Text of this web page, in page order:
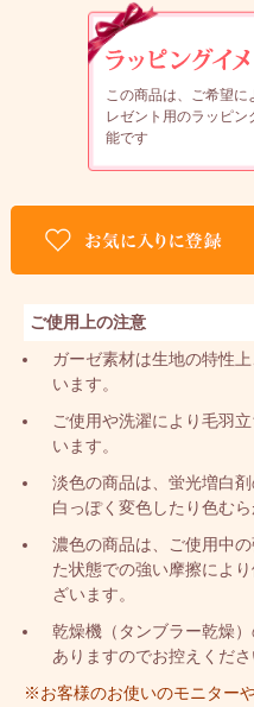
この商品は、ご希望に
レゼント用のラッピン
能です
ご使用上の注意
ガーゼ素材は生地の特性
います。
ご使用や洗濯により毛羽
います。
淡色の商品は、蛍光増白
白っぽく変色したり色む
濃色の商品は、ご使用中
た状態での強い摩擦によ
ざいます。
乾燥機（タンブラー乾燥
ありますのでお控えくださ
※お客様のお使いのモニター